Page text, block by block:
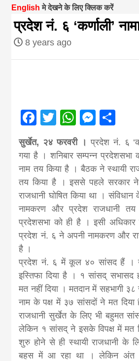
Nepal
from
news,
English मे देखने के लिए क्लिक करें
प्रदेश नं. ६ ‘कर्णाली’
8 years ago
Facebook
Twitter
सुर्खेत, २४ फरवरी । प्रदेश नं. ६
गया है । शनिबार सम्पन्न प्रदेशसभा
नाम तय किया है । बैठक ने स्थायी
तय किया है । इससे पहले सरकार ने
राजधानी घोषित किया था ।
नामकरण और प्रदेश राजधानी
प्रदेशसभा को ही है । इसी
प्रदेश नं. ६ ने अपनी नामकरण और
है ।
प्रदेश नं. ६ में कूल ४० सांसद हैं ।
इस्तिफा दिया है । १ सांसद् सभासद
मत नहीं दिया । मतदान में सहभागी ३८
नाम के पक्ष में ३७ सांसदों ने मत दिया
राजधानी सुर्खेत के लिए भी बहुमत
लेकिन १ सांसद् ने इसके विपक्ष में मत
शुरु होने से ही स्थायी राजधानी के
बहस में आ रहा था । लेकिन अंत में